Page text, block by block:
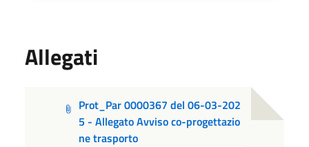
Allegati
Prot_Par 0000367 del 06-03-202
5 - Allegato Avviso co-progettazio
ne trasporto